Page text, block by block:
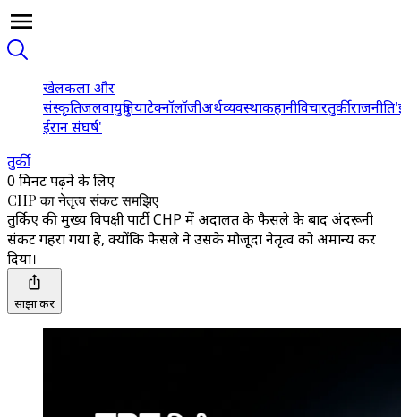
खेलकला और
संस्कृतिजलवायुदुनियाटेक्नॉलॉजीअर्थव्यवस्थाकहानीविचारतुर्कीराजनीति
ईरान संघर्ष'
तुर्की
0 मिनट पढ़ने के लिए
CHP का नेतृत्व संकट समझिए
तुर्किए की मुख्य विपक्षी पार्टी CHP में अदालत के फैसले के बाद अंदरूनी
संकट गहरा गया है, क्योंकि फैसले ने उसके मौजूदा नेतृत्व को अमान्य कर
दिया।
साझा करें